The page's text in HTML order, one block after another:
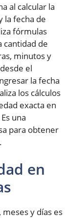
al calcular la
la fecha de
fórmulas
cantidad de
minutos y
el
la fecha
los cálculos
exacta en
una
para obtener
en
meses y días es